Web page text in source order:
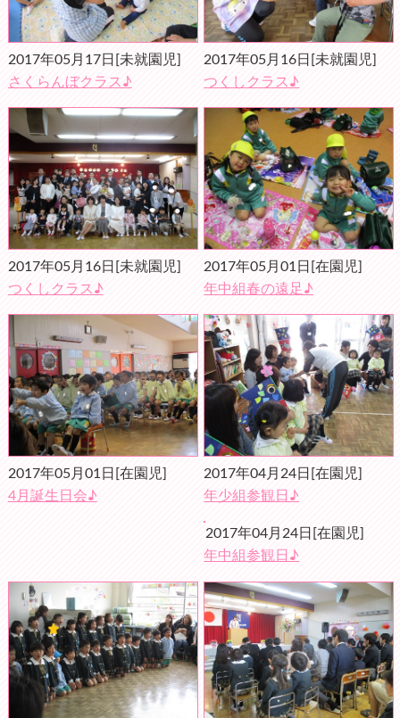
2017年05月17日 [未就園児]
さくらんぼクラス♪
2017年05月16日 [未就園児]
つくしクラス♪
2017年05月16日 [未就園児]
つくしクラス♪
2017年05月01日 [在園児]
年中組春の遠足♪
2017年05月01日 [在園児]
4月誕生日会♪
2017年04月24日 [在園児]
年少組参観日♪
2017年04月24日 [在園児]
年中組参観日♪